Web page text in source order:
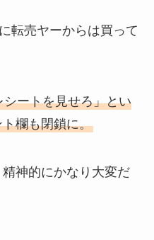
転売ヤーからは買って
ートを見せろ」とい
欄も閉鎖に。
神的にかなり大変だ